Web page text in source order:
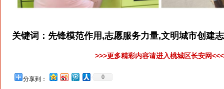
关键词： 先锋模范作用,志愿服务力量,文明城市创建
>>>更多精彩内容请进入桃城区长安网<<<
分享到： 0